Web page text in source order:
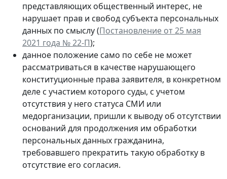
представляющих общественный интерес, не
нарушает прав и свобод субъекта персональных
данных по смыслу (Постановление от 25 мая
2021 года № 22-П);
данное положение само по себе не может
рассматриваться в качестве нарушающего
конституционные права заявителя, в конкретном
деле с участием которого суды, с учетом
отсутствия у него статуса СМИ или
медорганизации, пришли к выводу об отсутствии
оснований для продолжения им обработки
персональных данных гражданина,
требовавшего прекратить такую обработку в
отсутствие его согласия.